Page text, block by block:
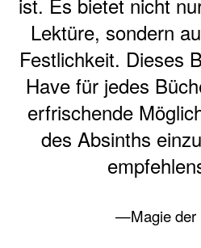
Lektüre, sondern
Festlichkeit. Dieses
Have für jedes
erfrischende
des Absinths
—Magie der